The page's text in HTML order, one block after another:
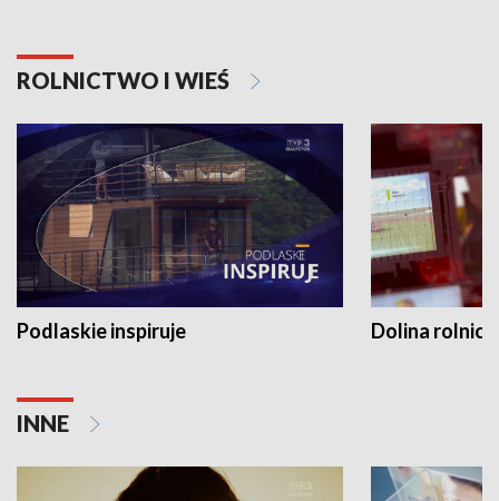
ROLNICTWO I WIEŚ
Podlaskie inspiruje Dolina
INNE